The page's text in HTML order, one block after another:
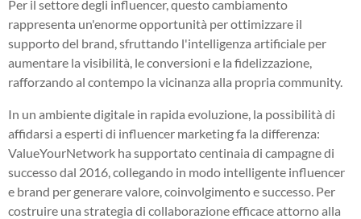
Per il settore degli influencer, questo cambiamento
rappresenta un'enorme opportunità per ottimizzare il
supporto del brand, sfruttando l'intelligenza artificiale per
aumentare la visibilità, le conversioni e la fidelizzazione,
rafforzando al contempo la vicinanza alla propria community.
In un ambiente digitale in rapida evoluzione, la possibilità di
affidarsi a esperti di influencer marketing fa la differenza:
ValueYourNetwork ha supportato centinaia di campagne di
successo dal 2016, collegando in modo intelligente influencer
e brand per generare valore, coinvolgimento e successo. Per
costruire una strategia di collaborazione efficace attorno alla